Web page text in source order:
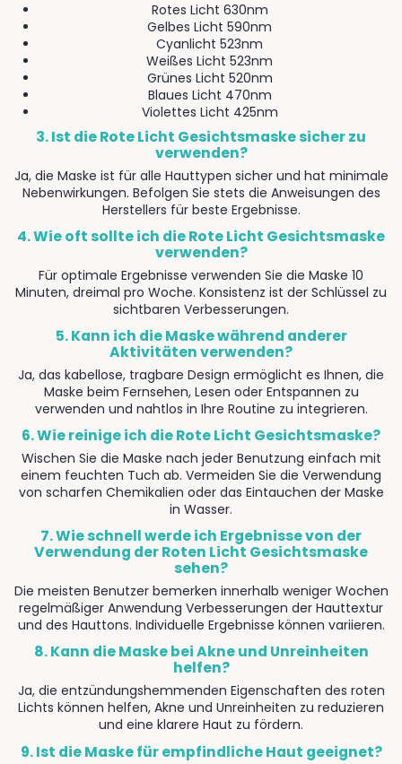
Rotes Licht 630nm
Gelbes Licht 590nm
Cyanlicht 523nm
Weißes Licht 523nm
Grünes Licht 520nm
Blaues Licht 470nm
Violettes Licht 425nm
3. Ist die Rote Licht Gesichtsmaske sicher zu
verwenden?
Ja, die Maske ist für alle Hauttypen sicher und hat minimale
Nebenwirkungen. Befolgen Sie stets die Anweisungen des
Herstellers für beste Ergebnisse.
4. Wie oft sollte ich die Rote Licht Gesichtsmaske
verwenden?
Für optimale Ergebnisse verwenden Sie die Maske 10
Minuten, dreimal pro Woche. Konsistenz ist der Schlüssel zu
sichtbaren Verbesserungen.
5. Kann ich die Maske während anderer
Aktivitäten verwenden?
Ja, das kabellose, tragbare Design ermöglicht es Ihnen, die
Maske beim Fernsehen, Lesen oder Entspannen zu
verwenden und nahtlos in Ihre Routine zu integrieren.
6. Wie reinige ich die Rote Licht Gesichtsmaske?
Wischen Sie die Maske nach jeder Benutzung einfach mit
einem feuchten Tuch ab. Vermeiden Sie die Verwendung
von scharfen Chemikalien oder das Eintauchen der Maske
in Wasser.
7. Wie schnell werde ich Ergebnisse von der
Verwendung der Roten Licht Gesichtsmaske
sehen?
Die meisten Benutzer bemerken innerhalb weniger Wochen
regelmäßiger Anwendung Verbesserungen der Hauttextur
und des Hauttons. Individuelle Ergebnisse können variieren.
8. Kann die Maske bei Akne und Unreinheiten
helfen?
Ja, die entzündungshemmenden Eigenschaften des roten
Lichts können helfen, Akne und Unreinheiten zu reduzieren
und eine klarere Haut zu fördern.
9. Ist die Maske für empfindliche Haut geeignet?